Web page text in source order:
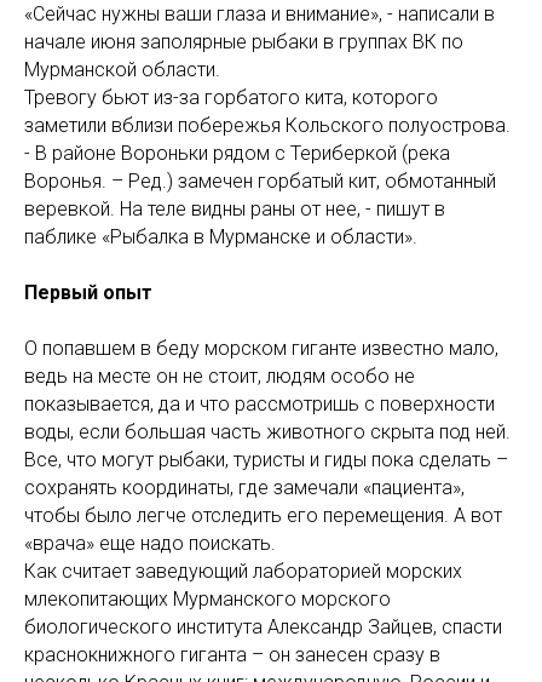
«Сейчас нужны ваши глаза и внимание», - написали в
начале июня заполярные рыбаки в группах ВК по
Мурманской области.
Тревогу бьют из-за горбатого кита, которого
заметили вблизи побережья Кольского полуострова.
- В районе Вороньки рядом с Териберкой (река
Воронья. – Ред.) замечен горбатый кит, обмотанный
веревкой. На теле видны раны от нее, - пишут в
паблике «Рыбалка в Мурманске и области».
Первый опыт
О попавшем в беду морском гиганте известно мало,
ведь на месте он не стоит, людям особо не
показывается, да и что рассмотришь с поверхности
воды, если большая часть животного скрыта под ней.
Все, что могут рыбаки, туристы и гиды пока сделать –
сохранять координаты, где замечали «пациента»,
чтобы было легче отследить его перемещения. А вот
«врача» еще надо поискать.
Как считает заведующий лабораторией морских
млекопитающих Мурманского морского
биологического института Александр Зайцев, спасти
краснокнижного гиганта – он занесен сразу в